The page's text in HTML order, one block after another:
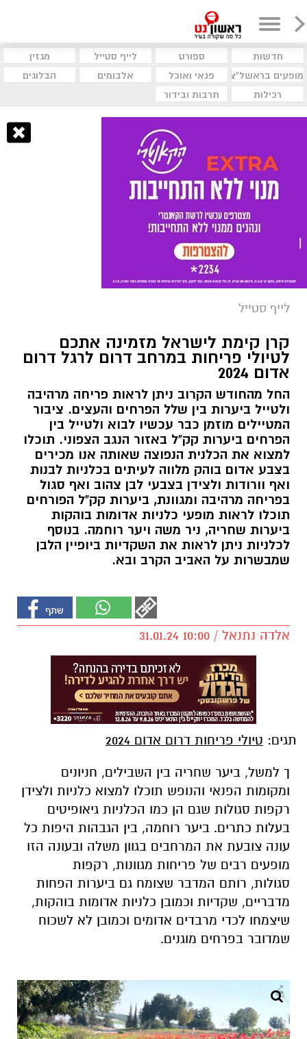
חדשות ספורט לייף סטייל
מגזין
מופעים בראשל"צ
פנאי ואוכל אלבומים
הבלוגים
רכילות
תרבות ובידור
לייף סטייל
קרן קימת לישראל מזמינה אתכם
לטיולי פריחות במרחב דרום לרגל דרום
אדום 2024
החל מהחודש הקרוב ניתן לראות פריחה מרהיבה
ולטייל ביערות בין שלל הפרחים והעצים. ציבור
המטיילים מוזמן כבר עכשיו לבוא ולטייל בין
הפרחים ביערות קק"ל באזור הנגב הצפוני. תוכלו
למצוא את הכלנית הנפוצה שאותה אנו מכירים
בצבע אדום בוהק מלווה לעיתים בכלניות לבנות
ואף וורודות ולצידן בצבעי לבן צהוב ואף סגול
בפריחה מרהיבה ומגוונת, ביערות קק"ל הפורחים
תוכלו לראות מופעי כלניות אדומות בוהקות
ביערות שחריה, ניר משה ויער רוחמה. בנוסף
לכלניות ניתן לראות את השקדיות ביופיין הלבן
שמבשרות על האביב הקרב ובא.
אלדה נתנאל / 10:00 31.01.24
תגים: טיולי פריחות דרום אדום 2024
ך למשל, ביער שחריה בין השבילים, חניונים
ומקומות הפנאי והנופש תוכלו למצוא כלניות ולצידן
רקפות סגולות שגם הן כמו הכלניות גיאופיטים
בעלות כתרים. ביער רוחמה, בין הגבהות היפות כל
עונה צובעת את המרחבים בגוון משלה ובעונה הזו
מופעים רבים של פריחות מגוונות, רקפות
סגולות, רותם המדבר שצומח גם ביערות הפחות
מדבריים, שקדיות וכמובן כלניות אדומות בוהקות,
שיצמחו לכדי מרבדים אדומים וכמובן לא לשכוח
שמדובר בפרחים מוגנים.